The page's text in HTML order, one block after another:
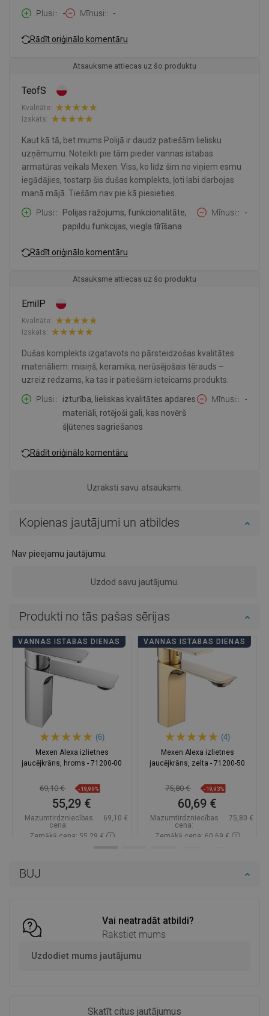
BUJ
Vai neatradāt atbildi?
Rakstiet mums
Uzdodiet mums jautājumu
Skatīt citus jautājumus
Plusi:
- Mīnusi: -
Rādīt oriģinālo komentāru
Atsauksme attiecas uz šo produktu
TeofS
Kvalitāte:
Izskats:
Kaut kā tā, bet mums Polijā ir daudz patiešām lielisku
uzņēmumu. Noteikti pie tām pieder vannas istabas
armatūras veikals Mexen. Viss, ko līdz šim no viņiem esmu
iegādājies, tostarp šis dušas komplekts, ļoti labi darbojas
manā mājā. Tiešām nav pie kā piesieties.
Plusi:
Polijas ražojums, funkcionalitāte,
papildu funkcijas, viegla tīrīšana
Mīnusi: -
Rādīt oriģinālo komentāru
Atsauksme attiecas uz šo produktu
EmilP
Kvalitāte:
Izskats:
Dušas komplekts izgatavots no pārsteidzošas kvalitātes
materiāliem: misiņš, keramika, nerūsējošais tērauds –
uzreiz redzams, ka tas ir patiešām ieteicams produkts.
Plusi:
izturība, lieliskas kvalitātes apdares
materiāli, rotējoši gali, kas novērš
šļūtenes sagriešanos
Mīnusi: -
Rādīt oriģinālo komentāru
Uzraksti savu atsauksmi.
Kopienas jautājumi un atbildes
Nav pieejamu jautājumu.
Uzdod savu jautājumu.
Produkti no tās pašas sērijas
VANNAS ISTABAS DIENAS
(6)
Mexen Alexa izlietnes
jaucējkrāns, hroms - 71200-00
69,10 € -19,99%
55,29 €
Mazumtirdzniecības
cena:
69,10 €
Zemākā cena: 55,29 €
VANNAS ISTABAS DIENAS
(4)
Mexen Alexa izlietnes
jaucējkrāns, zelta - 71200-50
75,80 € -19,93%
60,69 €
Mazumtirdzniecības
cena:
75,80 €
Zemākā cena: 60,69 €